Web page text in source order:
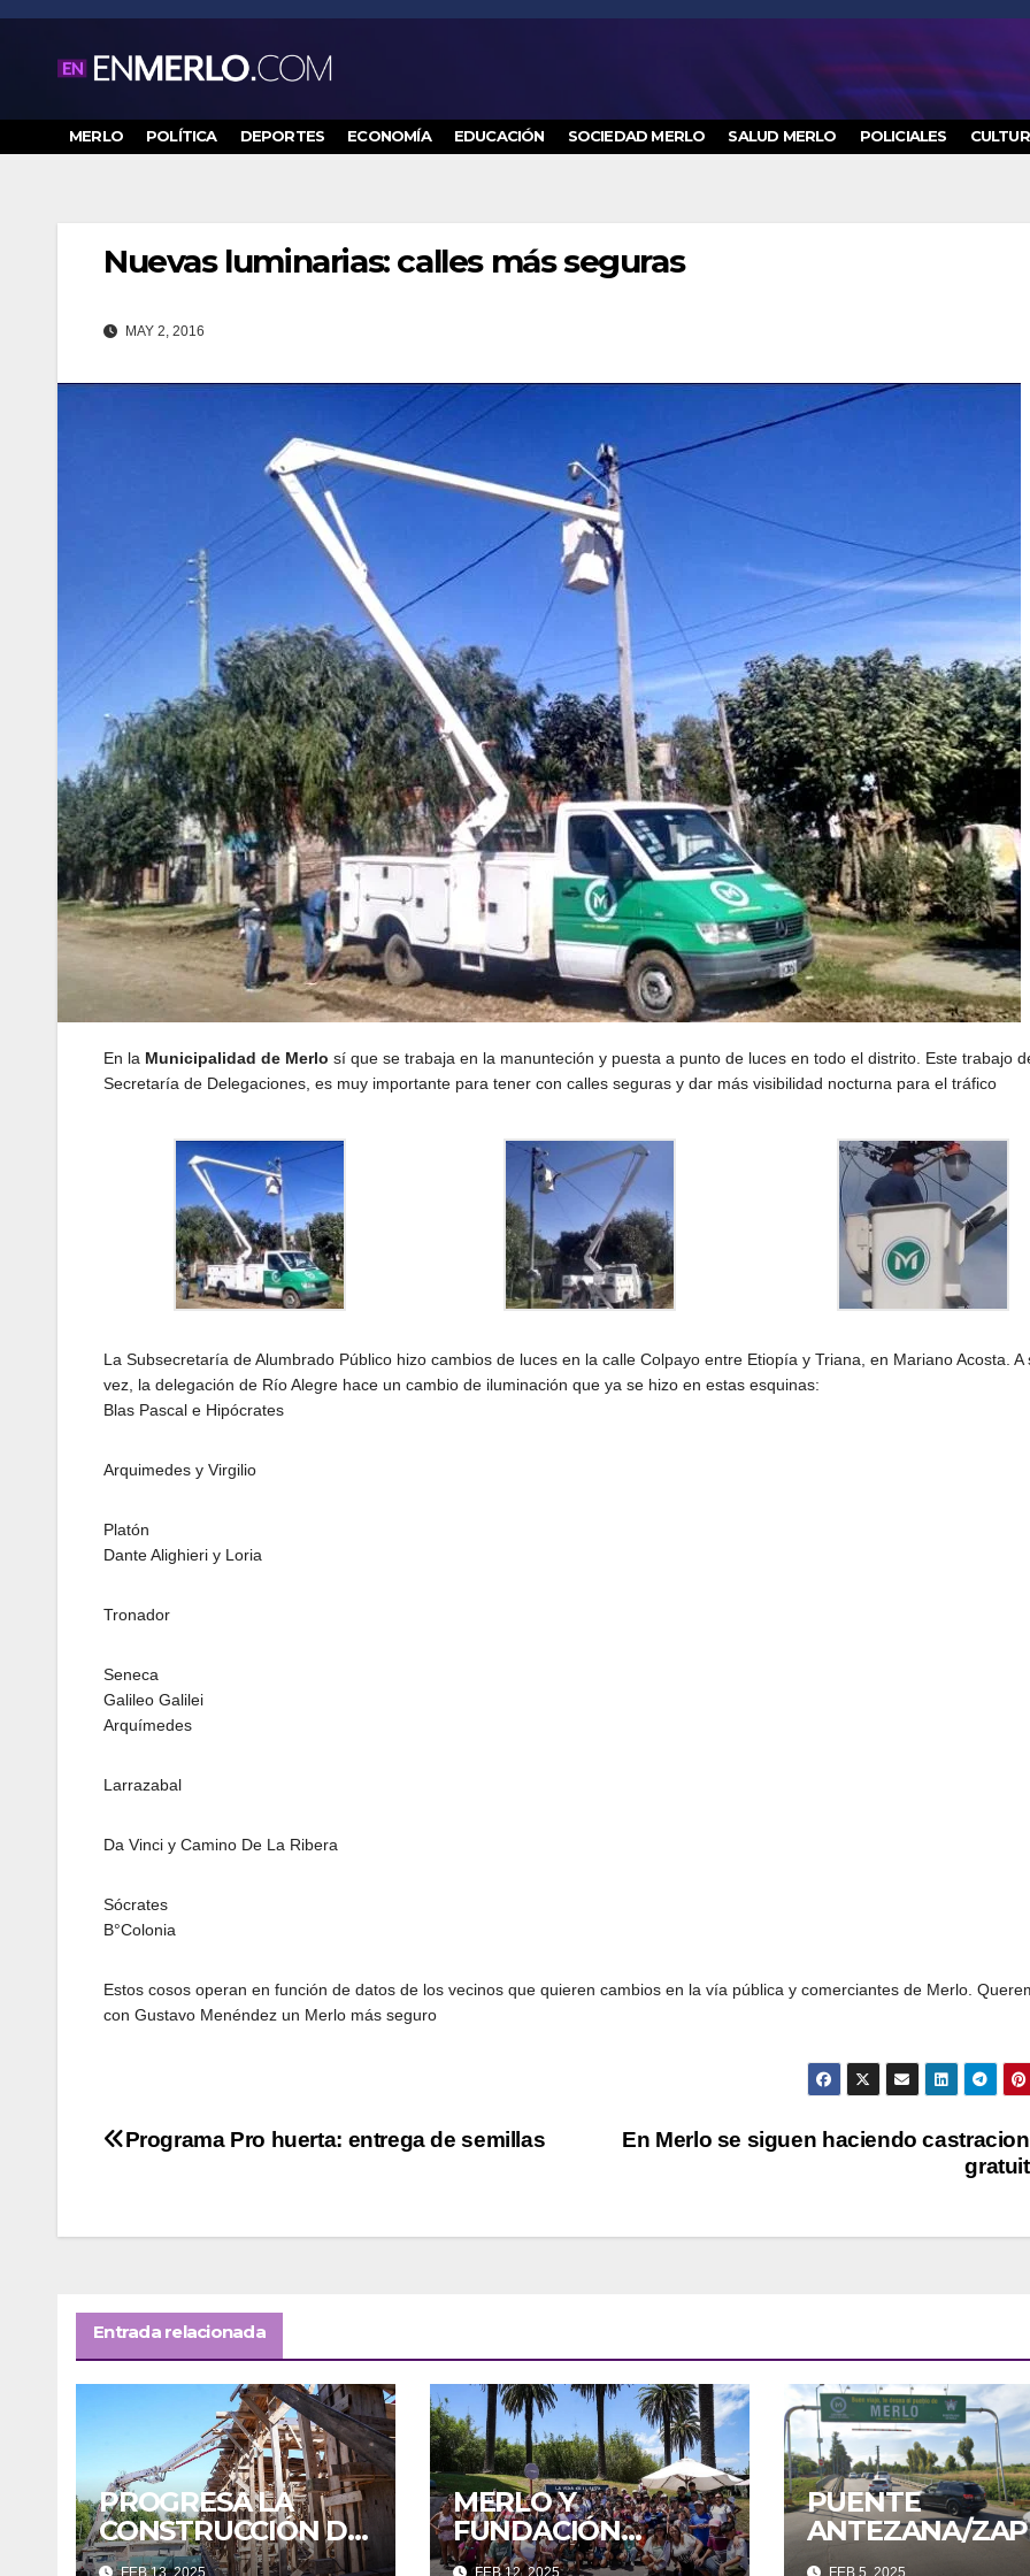
Saltar
contenido
MERLO POLÍTICA DEPORTES ECONOMÍA EDUCACIÓN SOCIEDAD MERLO SALUD MERLO POLICIALES
Nuevas luminarias: calles más seguras
MAY 2, 2016
En la Municipalidad de Merlo sí que se trabaja en la manunteción y puesta a punto de luces en todo el distrito. Este trabajo
Secretaría de Delegaciones, es muy importante para tener con calles seguras y dar más visibilidad nocturna para el tráfico
La Subsecretaría de Alumbrado Público hizo cambios de luces en la calle Colpayo entre Etiopía y Triana, en Mariano Acosta. A
vez, la delegación de Río Alegre hace un cambio de iluminación que ya se hizo en estas esquinas:
Blas Pascal e Hipócrates
Arquimedes y Virgilio
Platón
Dante Alighieri y Loria
Tronador
Seneca
Galileo Galilei
Arquímedes
Larrazabal
Da Vinci y Camino De La Ribera
Sócrates
B°Colonia
Estos cosos operan en función de datos de los vecinos que quieren cambios en la vía pública y comerciantes de Merlo.
con Gustavo Menéndez un Merlo más seguro
Navegación
entradas
En Merlo se siguen haciendo
Programa Pro huerta: entrega de semillas
Entrada relacionada
PROGRESA LA
CONSTRUCCIÓN DE
LA NUEVA
FEB 13, 2025
MERLO Y
FUNDACIÓN
TEMAIKÉN UNIDOS
FEB 12, 2025
PUENTE
ANTEZANA/
A CERRADO
FEB 5, 2025